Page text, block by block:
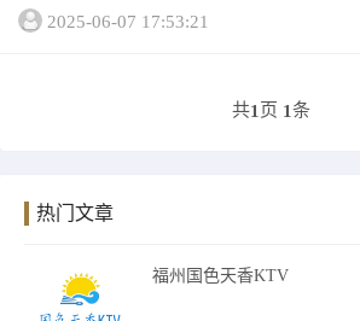
小编为大家整理了西安排名靠前的东方汇KT
2025-06-07 17:53:21
共1 页 1条
热门文章
福州国色天香KTV